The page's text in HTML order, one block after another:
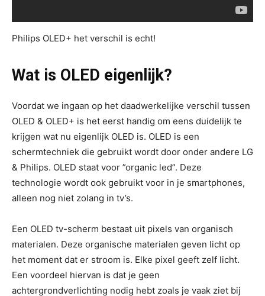
Philips OLED+ het verschil is echt!
Wat is OLED eigenlijk?
Voordat we ingaan op het daadwerkelijke verschil tussen
OLED & OLED+ is het eerst handig om eens duidelijk te
krijgen wat nu eigenlijk OLED is. OLED is een
schermtechniek die gebruikt wordt door onder andere LG
& Philips. OLED staat voor ”organic led”. Deze
technologie wordt ook gebruikt voor in je smartphones,
alleen nog niet zolang in tv’s.
Een OLED tv-scherm bestaat uit pixels van organisch
materialen. Deze organische materialen geven licht op
het moment dat er stroom is. Elke pixel geeft zelf licht.
Een voordeel hiervan is dat je geen
achtergrondverlichting nodig hebt zoals je vaak ziet bij